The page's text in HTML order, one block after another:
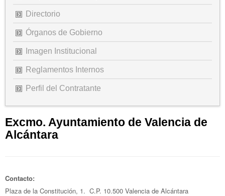
Directorio
Órganos de Gobierno
Imagen Institucional
Reglamentos Internos
Perfil del Contratante
Excmo. Ayuntamiento de Valencia de
Alcántara
Contacto:
Plaza de la Constitución, 1. C.P. 10.500 Valencia de Alcántara